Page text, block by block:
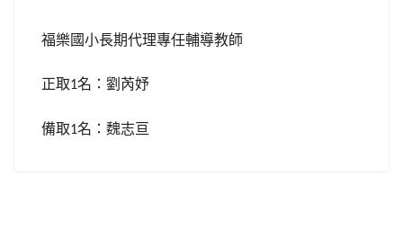
福樂國小長期代理專任輔導教師
正取1名 ：劉芮妤
備取1名： 魏志亘